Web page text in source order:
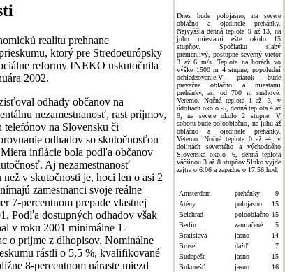
realitu prehnane
ktorý pre Stredoeurópsky
reformy INEKO uskutočnila
2002.
odhady občanov na
nezamestnanosť, rast príjmov,
na Slovensku či
odhadov so skutočnosťou
inflácie bola podľa občanov
Aj nezamestnanosť
v skutočnosti je, hoci len o asi 2
zamestnanci svoje reálne
7-percentnom prepade vlastnej
Podľa dostupných odhadov však
v roku 2001 minimálne 1-
o príjme z dlhopisov. Nominálne
rástli o 5,5 %, kvalifikované
8-percentnom náraste miezd
Dnes bude polojasno, na severe
oblačno a ojedinele prehánky.
Najvyššia denná teplota 9 až 13, na
juhu miestami ešte okolo 15
stupňov. Spočiatku slabý
premenlivý, postupne severný vietor
3 až 6 m/s. Teplota na horách vo
výške 1500 m 4 stupne, popoludní
ochladzovanie.V piatok bude
prevažne oblačno a miestami
prehánky, asi od 700 m snehové.
Veterno. Nočná teplota 1 až -3, v
údoliach okolo -5, denná teplota 4 až
9, na severe okolo 2 stupne. V
sobotu bude polooblačno, na juhu až
oblačno a ojedinele prehánky.
Veterno. Nočná teplota 0 až -4, v
dolinách severného a východného
Slovenska okolo -6, denná teplota
väčšinou 3 až 8 stupňov.Slnko vyjde
zajtra o 6.06 a zapadne o 17.56 hod.
Amsterdam prehánky
9
Atény
polojasno
15
Belehrad
polooblačno 15
Berlín
zamračené
5
Bratislava
jasno
14
Brusel
dážď
7
Budapešť
jasno
15
Bukurešť
jasno
16